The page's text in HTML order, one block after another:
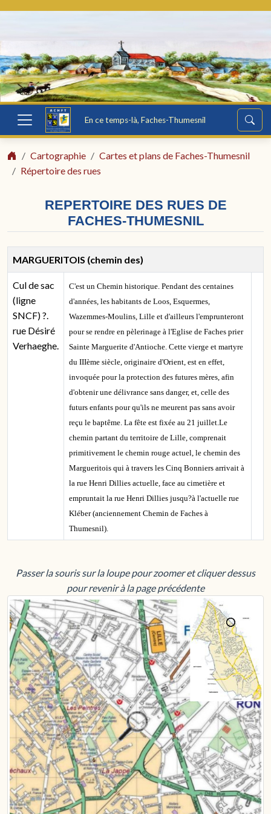
En ce temps-là, Faches-Thumesnil
Cartographie
Cartes et plans de Faches-Thumesnil
Répertoire des rues
REPERTOIRE DES RUES DE
FACHES-THUMESNIL
MARGUERITOIS (chemin des)
Cul de sac
(ligne
SNCF) ?.
rue Désiré
Verhaeghe.
C'est un Chemin historique. Pendant des centaines
d'années, les habitants de Loos, Esquermes,
Wazemmes-Moulins, Lille et d'ailleurs l'emprunteront
pour se rendre en pèlerinage à l'Eglise de Faches prier
Sainte Marguerite d'Antioche. Cette vierge et martyre
du IIIème siècle, originaire d'Orient, est en effet,
invoquée pour la protection des futures mères, afin
d'obtenir une délivrance sans danger, et, celle des
futurs enfants pour qu'ils ne meurent pas sans avoir
reçu le baptême. La fête est fixée au 21 juillet.Le
chemin partant du territoire de Lille, comprenait
primitivement le chemin rouge actuel, le chemin des
Margueritois qui à travers les Cinq Bonniers arrivait à
la rue Henri Dillies actuelle, face au cimetière et
empruntait la rue Henri Dillies jusqu?à l'actuelle rue
Kléber (anciennement Chemin de Faches à
Thumesnil).
Passer la souris sur la loupe pour zoomer et cliquer dessus
pour revenir à la page précédente